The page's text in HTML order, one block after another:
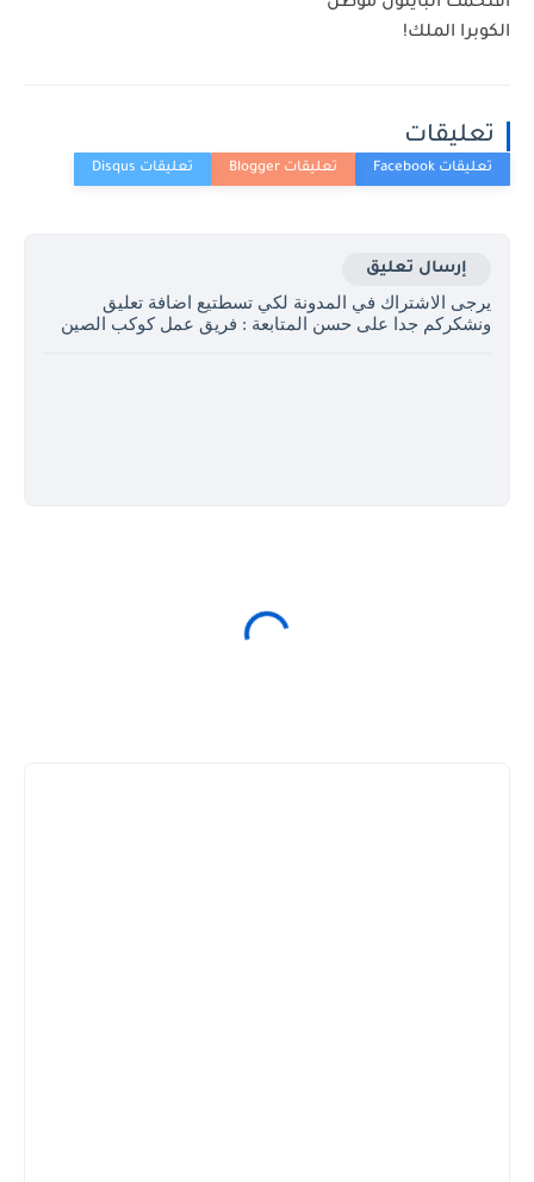
الكوبرا الملك!
تعليقات
إرسال تعليق
يرجى الاشتراك في المدونة لكي تسطتيع اضافة تعليق
ونشكركم جدا على حسن المتابعة : فريق عمل كوكب الصين